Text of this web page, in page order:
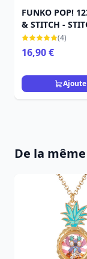
FUNKO POP!
& STITCH -
MENOTTÉ(4)
16,90 €
De la